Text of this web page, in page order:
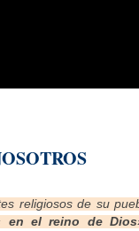
religiosos de su
en el reino de